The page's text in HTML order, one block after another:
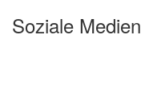
Soziale Medien